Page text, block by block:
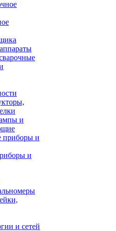
и
и
и сетей